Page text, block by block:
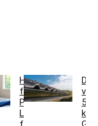
Hotelbettwäsche
für
Privatkunden:
Luxus
5